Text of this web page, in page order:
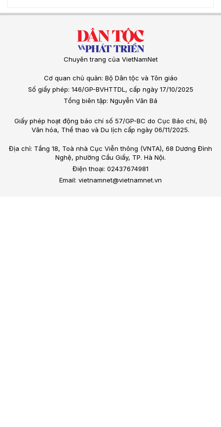
Chuyên trang của VietNamNet
Cơ quan chủ quản: Bộ Dân tộc và Tôn giáo
Số giấy phép: 146/GP-BVHTTDL, cấp ngày 17/10/2025
Tổng biên tập: Nguyễn Văn Bá
Giấy phép hoạt động báo chí số 57/GP-BC do Cục Báo chí, Bộ
Văn hóa, Thể thao và Du lịch cấp ngày 06/11/2025.
Địa chỉ: Tầng 18, Toà nhà Cục Viễn thông (VNTA), 68 Dương Đình
Nghệ, phường Cầu Giấy, TP. Hà Nội.
Điện thoại: 02437674981
Email: vietnamnet@vietnamnet.vn